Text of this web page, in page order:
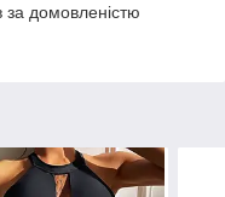
домовленістю